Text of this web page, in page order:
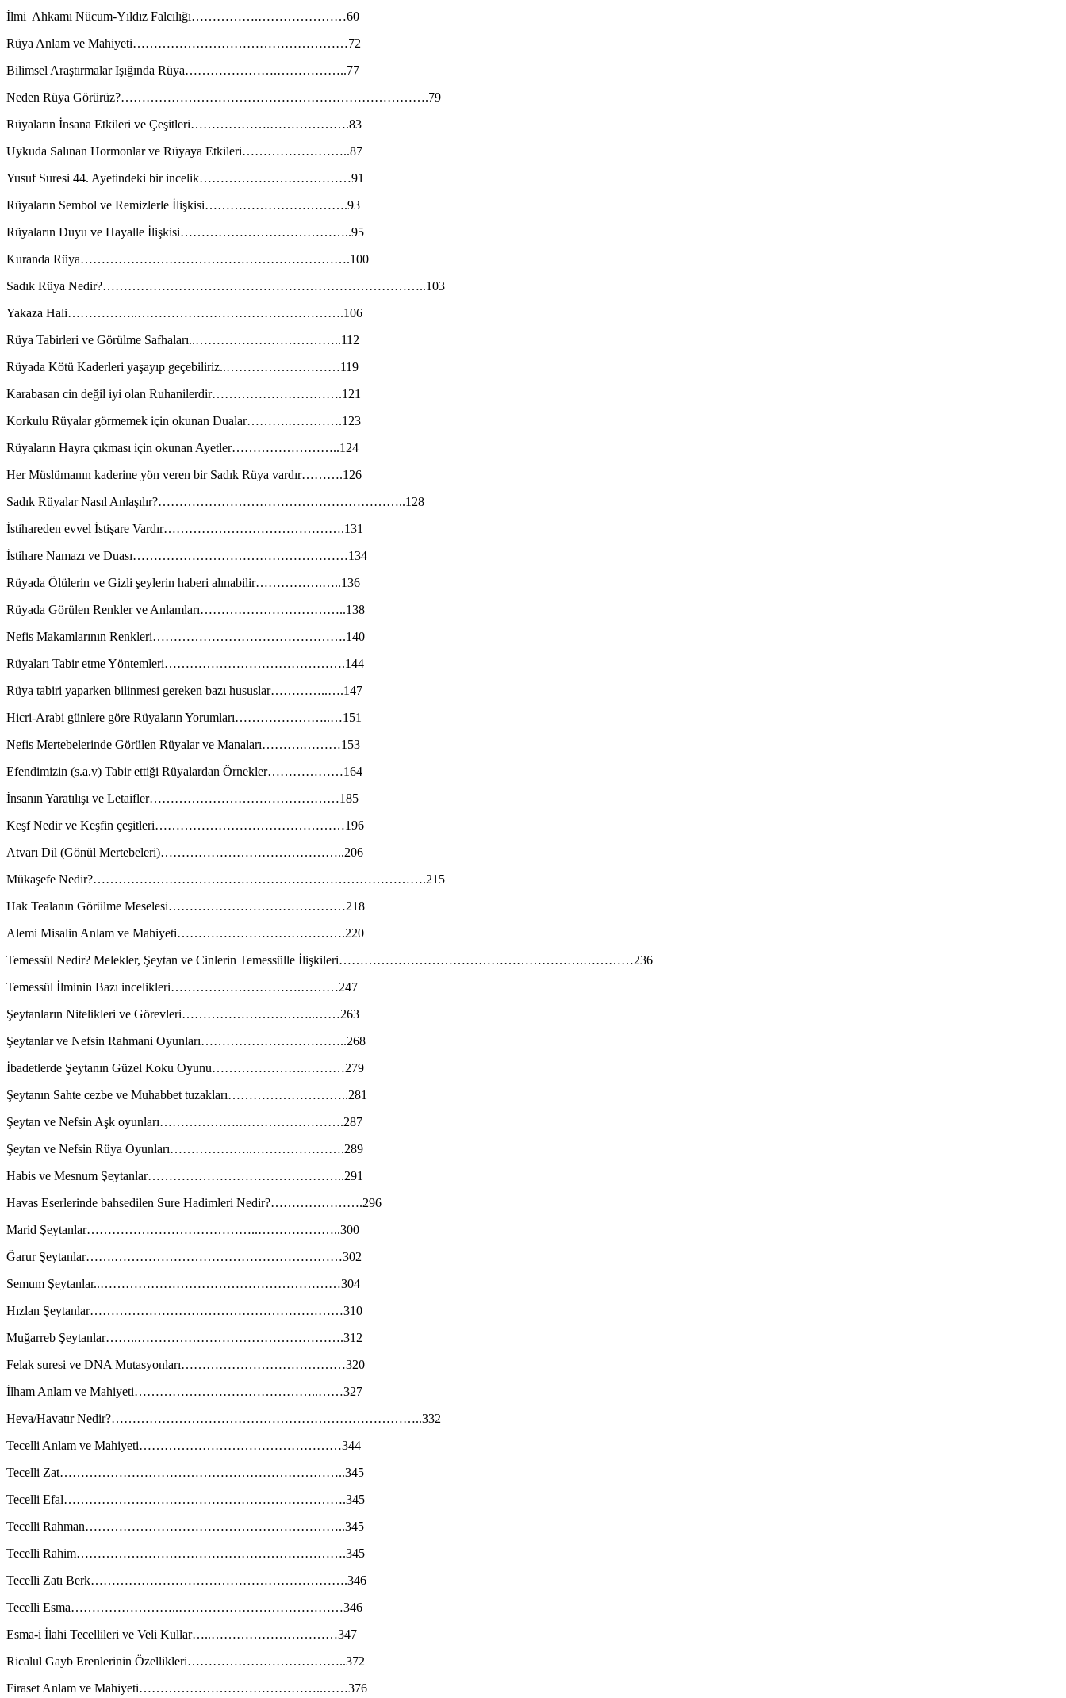
İlmi Ahkamı Nücum-Yıldız Falcılığı…………….…………………60
Rüya Anlam ve Mahiyeti……………………………………………72
Bilimsel Araştırmalar Işığında Rüya………………….……………..77
Neden Rüya Görürüz?……………………………………………………………….79
Rüyaların İnsana Etkileri ve Çeşitleri……………….……………….83
Uykuda Salınan Hormonlar ve Rüyaya Etkileri……………………..87
Yusuf Suresi 44. Ayetindeki bir incelik………………………………91
Rüyaların Sembol ve Remizlerle İlişkisi…………………………….93
Rüyaların Duyu ve Hayalle İlişkisi…………………………………..95
Kuranda Rüya……………………………………………………….100
Sadık Rüya Nedir?…………………………………………………………………..103
Yakaza Hali……………..………………………………………….106
Rüya Tabirleri ve Görülme Safhaları..……………………………..112
Rüyada Kötü Kaderleri yaşayıp geçebiliriz..………………………119
Karabasan cin değil iyi olan Ruhanilerdir………………………….121
Korkulu Rüyalar görmemek için okunan Dualar……….………….123
Rüyaların Hayra çıkması için okunan Ayetler……………………..124
Her Müslümanın kaderine yön veren bir Sadık Rüya vardır……….126
Sadık Rüyalar Nasıl Anlaşılır?…………………………………………………..128
İstihareden evvel İstişare Vardır…………………………………….131
İstihare Namazı ve Duası……………………………………………134
Rüyada Ölülerin ve Gizli şeylerin haberi alınabilir…………….…..136
Rüyada Görülen Renkler ve Anlamları……………………………..138
Nefis Makamlarının Renkleri……………………………………….140
Rüyaları Tabir etme Yöntemleri…………………………………….144
Rüya tabiri yaparken bilinmesi gereken bazı hususlar…………..….147
Hicri-Arabi günlere göre Rüyaların Yorumları…………………..…151
Nefis Mertebelerinde Görülen Rüyalar ve Manaları……….………153
Efendimizin (s.a.v) Tabir ettiği Rüyalardan Örnekler………………164
İnsanın Yaratılışı ve Letaifler………………………………………185
Keşf Nedir ve Keşfin çeşitleri………………………………………196
Atvarı Dil (Gönül Mertebeleri)……………………………………..206
Mükaşefe Nedir?…………………………………………………………………….215
Hak Tealanın Görülme Meselesi……………………………………218
Alemi Misalin Anlam ve Mahiyeti………………………………….220
Temessül Nedir? Melekler, Şeytan ve Cinlerin Temessülle İlişkileri………………………………………………….…………236
Temessül İlminin Bazı incelikleri………………………….………247
Şeytanların Nitelikleri ve Görevleri…………………………..……263
Şeytanlar ve Nefsin Rahmani Oyunları……………………………..268
İbadetlerde Şeytanın Güzel Koku Oyunu…………………..………279
Şeytanın Sahte cezbe ve Muhabbet tuzakları………………………..281
Şeytan ve Nefsin Aşk oyunları……………….…………………….287
Şeytan ve Nefsin Rüya Oyunları………………..………………….289
Habis ve Mesnum Şeytanlar………………………………………..291
Havas Eserlerinde bahsedilen Sure Hadimleri Nedir?………………….296
Marid Şeytanlar…………………………………..………………..300
Ğarur Şeytanlar…….………………………………………………302
Semum Şeytanlar..…………………………………………………304
Hızlan Şeytanlar……………………………………………………310
Muğarreb Şeytanlar……..………………………………………….312
Felak suresi ve DNA Mutasyonları…………………………………320
İlham Anlam ve Mahiyeti……………………………………..……327
Heva/Havatır Nedir?………………………………………………………………..332
Tecelli Anlam ve Mahiyeti…………………………………………344
Tecelli Zat…………………………………………………………..345
Tecelli Efal………………………………………………………….345
Tecelli Rahman……………………………………………………..345
Tecelli Rahim……………………………………………………….345
Tecelli Zatı Berk…………………………………………………….346
Tecelli Esma……………………..…………………………………346
Esma-i İlahi Tecellileri ve Veli Kullar…..…………………………347
Ricalul Gayb Erenlerinin Özellikleri………………………………..372
Firaset Anlam ve Mahiyeti……………………………………..……376